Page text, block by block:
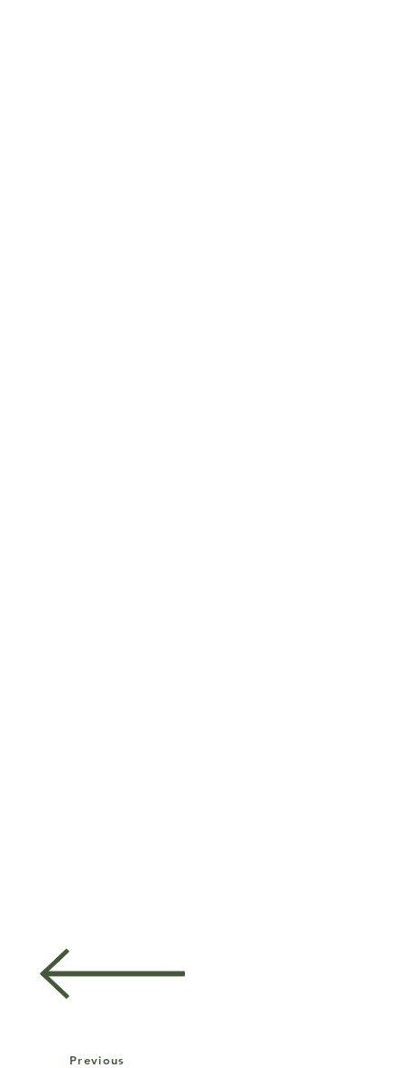
Previous